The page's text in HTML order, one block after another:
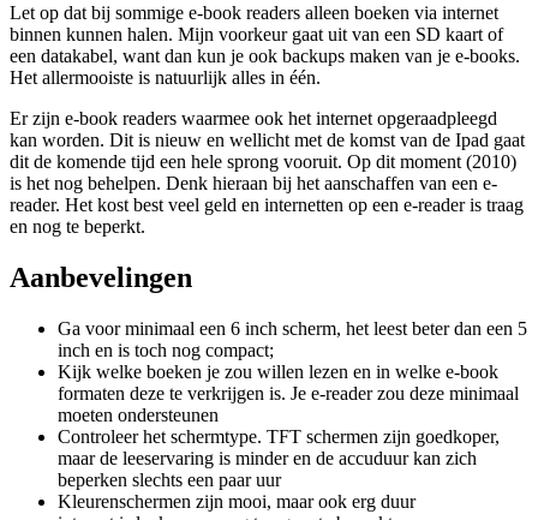
Let op dat bij sommige e-book readers alleen boeken via internet
binnen kunnen halen. Mijn voorkeur gaat uit van een SD kaart of
een datakabel, want dan kun je ook backups maken van je e-books.
Het allermooiste is natuurlijk alles in één.
Er zijn e-book readers waarmee ook het internet opgeraadpleegd
kan worden. Dit is nieuw en wellicht met de komst van de Ipad gaat
dit de komende tijd een hele sprong vooruit. Op dit moment (2010)
is het nog behelpen. Denk hieraan bij het aanschaffen van een e-
reader. Het kost best veel geld en internetten op een e-reader is traag
en nog te beperkt.
Aanbevelingen
Ga voor minimaal een 6 inch scherm, het leest beter dan een 5
inch en is toch nog compact;
Kijk welke boeken je zou willen lezen en in welke e-book
formaten deze te verkrijgen is. Je e-reader zou deze minimaal
moeten ondersteunen
Controleer het schermtype. TFT schermen zijn goedkoper,
maar de leeservaring is minder en de accuduur kan zich
beperken slechts een paar uur
Kleurenschermen zijn mooi, maar ook erg duur